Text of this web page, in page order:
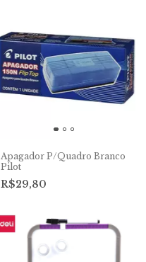
Apagador P/Quadro Branco
Pilot
R$29,80